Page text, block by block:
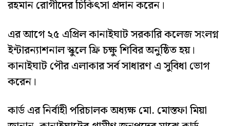
রহমান রোগীদের চিকিৎসা প্রদান করেন।
এর আগে ২৫ এপ্রিল কানাইঘাট সরকারি কলেজ সংলগ্ন
ইন্টারন্যাশনাল স্কুলে ফ্রি চক্ষু শিবির অনুষ্ঠিত হয়।
কানাইঘাট পৌর এলাকার সর্ব সাধারণ এ সুবিধা ভোগ
করেন।
কার্ড এর নির্বাহী পরিচালক অধ্যক্ষ মো. মোস্তফা মিয়া